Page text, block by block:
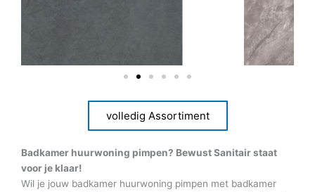
volledig Assortiment
Badkamer huurwoning pimpen? Bewust Sanitair staat
voor je klaar!
Wil je jouw badkamer huurwoning pimpen met badkamer